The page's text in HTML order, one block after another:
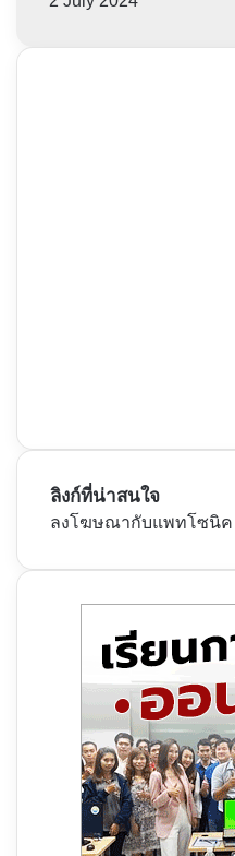
ลิงก์ที่น่าสนใจ
ลงโฆษณากับแพทโซนิค